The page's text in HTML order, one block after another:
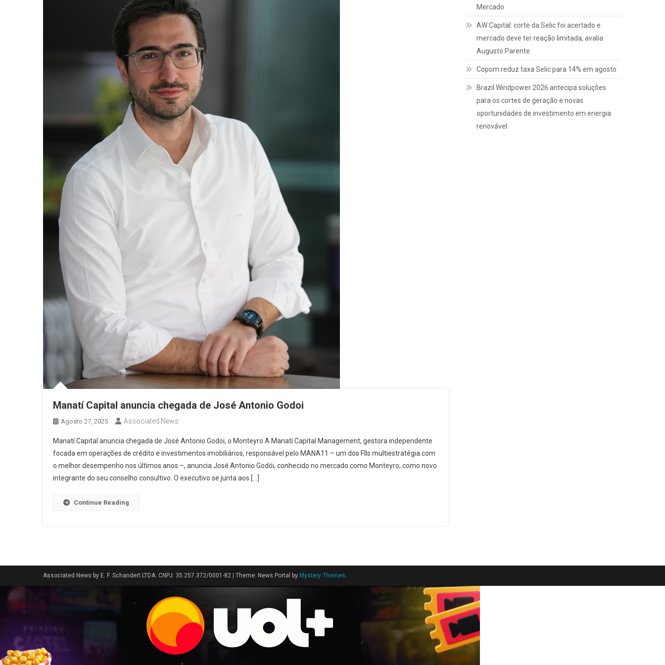
Manatí Capital anuncia chegada de José Antonio Godoi
Agosto 27, 2025 Associated News
Manatí Capital anuncia chegada de José Antonio Godoi, o Monteyro A Manatí Capital Management, gestora independente
focada em operações de crédito e investimentos imobiliários, responsável pelo MANA11 – um dos FIIs multiestratégia com
o melhor desempenho nos últimos anos –, anuncia José Antonio Godói, conhecido no mercado como Monteyro, como novo
integrante do seu conselho consultivo. O executivo se junta aos […]
Continue Reading
Mercado
AW Capital: corte da Selic foi acertado e
mercado deve ter reação limitada, avalia
Augusto Parente
Copom reduz taxa Selic para 14% em agosto
Brazil Windpower 2026 antecipa soluções
para os cortes de geração e novas
oportunidades de investimento em energia
renovável
Associated News by E. F. Schandert LTDA. CNPJ: 35.257.372/0001-82 Theme: News Portal by Mystery Themes.